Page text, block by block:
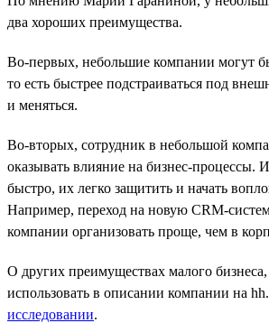
два хороших преимущества.
Во-первых, небольшие компании могут
то есть быстрее подстраиваться под
и меняться.
Во-вторых, сотрудник в небольшой
оказывать влияние на бизнес-процессы.
быстро, их легко защитить и начать
Например, переход на новую CRM-
компании организовать проще, чем в
О других преимуществах малого
использовать в описании компании на
исследовании.